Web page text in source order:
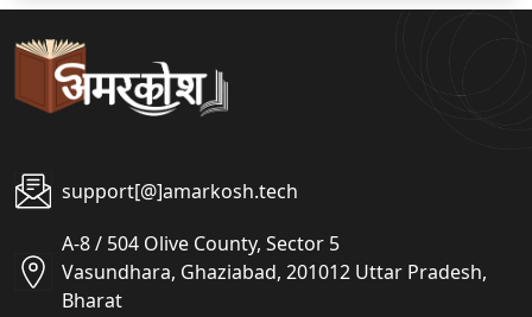
support[@]amarkosh.tech
A-8 / 504 Olive County, Sector 5
Vasundhara, Ghaziabad, 201012 Uttar Pradesh,
Bharat